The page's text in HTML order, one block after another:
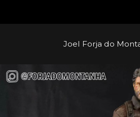
Joel Forja do